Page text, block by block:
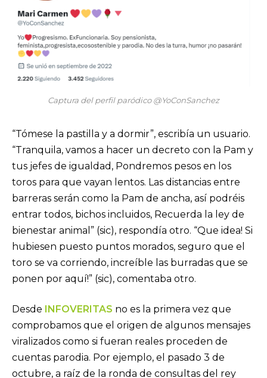
Captura del perfil paródico @YoConSanchez
“Tómese la pastilla y a dormir”, escribía un usuario.
“Tranquila, vamos a hacer un decreto con la Pam y
tus jefes de igualdad, Pondremos pesos en los
toros para que vayan lentos. Las distancias entre
barreras serán como la Pam de ancha, así podréis
entrar todos, bichos incluidos, Recuerda la ley de
bienestar animal” (sic), respondía otro. “Que idea! Si
hubiesen puesto puntos morados, seguro que el
toro se va corriendo, increíble las burradas que se
ponen por aquí!” (sic), comentaba otro.
Desde INFOVERITAS no es la primera vez que
comprobamos que el origen de algunos mensajes
viralizados como si fueran reales proceden de
cuentas parodia. Por ejemplo, el pasado 3 de
octubre, a raíz de la ronda de consultas del rey